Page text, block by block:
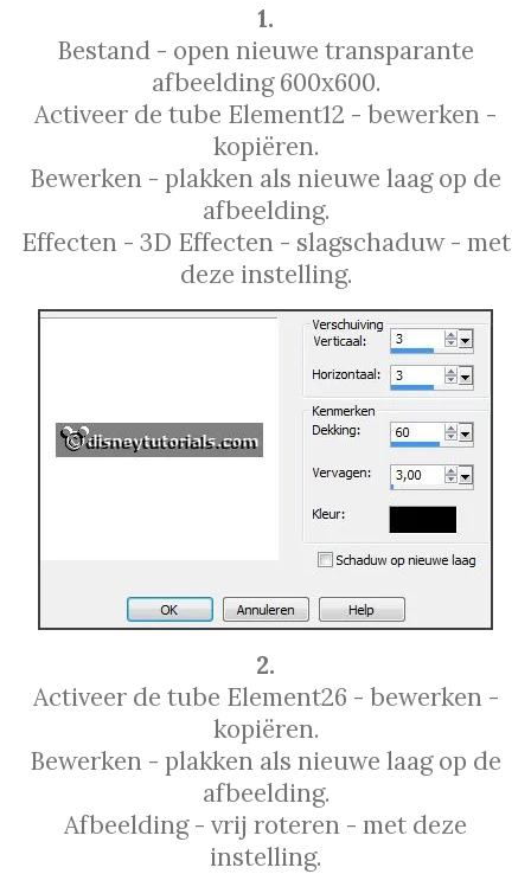
1.
Bestand - open nieuwe transparante
afbeelding 600x600.
Activeer de tube Element12 - bewerken -
kopiëren.
Bewerken - plakken als nieuwe laag op de
afbeelding.
Effecten - 3D Effecten - slagschaduw - met
deze instelling.
2.
Activeer de tube Element26 - bewerken -
kopiëren.
Bewerken - plakken als nieuwe laag op de
afbeelding.
Afbeelding - vrij roteren - met deze
instelling.